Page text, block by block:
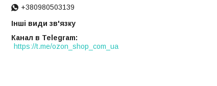
+380980503139
Інші види зв'язку
Канал в Telegram
https://t.me/ozon_shop_com_ua